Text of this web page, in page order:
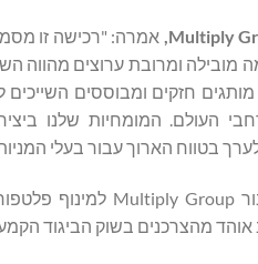
Multiply
,
ומרובת ערוצים מהווה
חזקים ומבוססים השייכים
בטווח הארוך עבור בעלי
מהצרכנים בשוק הביגוד